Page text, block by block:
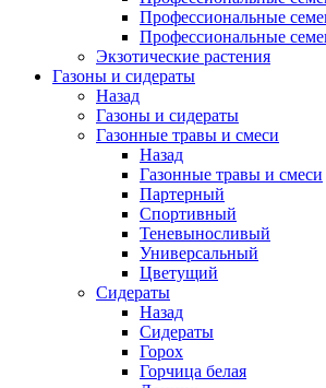
Профессиональные
Профессиональные
Экзотические растения
Газоны и сидераты
Назад
Газоны и сидераты
Газонные травы и смеси
Назад
Газонные травы и смеси
Партерный
Спортивный
Теневыносливый
Универсальный
Цветущий
Сидераты
Назад
Сидераты
Горох
Горчица белая